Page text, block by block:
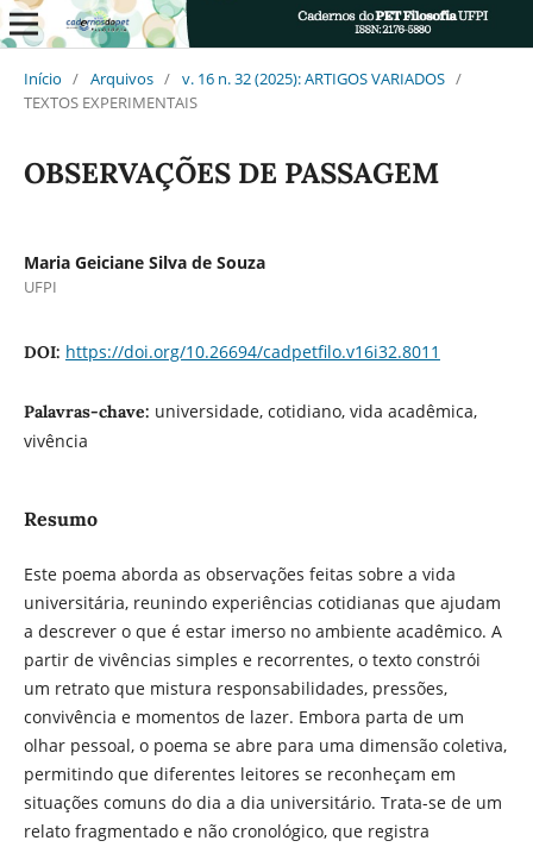
Início / Arquivos / v. 16 n. 32 (2025): ARTIGOS VARIADOS /
TEXTOS EXPERIMENTAIS
OBSERVAÇÕES DE PASSAGEM
Maria Geiciane Silva de Souza
UFPI
DOI: https://doi.org/10.26694/cadpetfilo.v16i32.8011
Palavras-chave: universidade, cotidiano, vida acadêmica,
vivência
Resumo
Este poema aborda as observações feitas sobre a vida
universitária, reunindo experiências cotidianas que ajudam
a descrever o que é estar imerso no ambiente acadêmico. A
partir de vivências simples e recorrentes, o texto constrói
um retrato que mistura responsabilidades, pressões,
convivência e momentos de lazer. Embora parta de um
olhar pessoal, o poema se abre para uma dimensão coletiva,
permitindo que diferentes leitores se reconheçam em
situações comuns do dia a dia universitário. Trata-se de um
relato fragmentado e não cronológico, que registra